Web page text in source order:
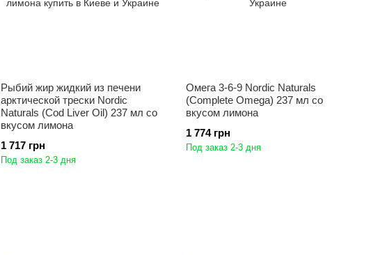
Рыбий жир жидкий из печени
арктической трески Nordic
Naturals (Cod Liver Oil) 237 мл со
вкусом лимона
1 717 грн
Под заказ 2-3 дня
Омега 3-6-9 Nordic Naturals
(Complete Omega) 237 мл со
вкусом лимона
1 774 грн
Под заказ 2-3 дня